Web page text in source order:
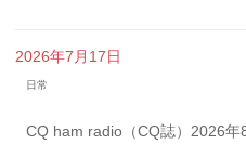
2026年7月17日
日常
CQ ham radio（CQ誌）2026年